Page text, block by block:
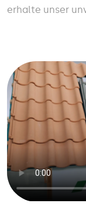
erhalte unser